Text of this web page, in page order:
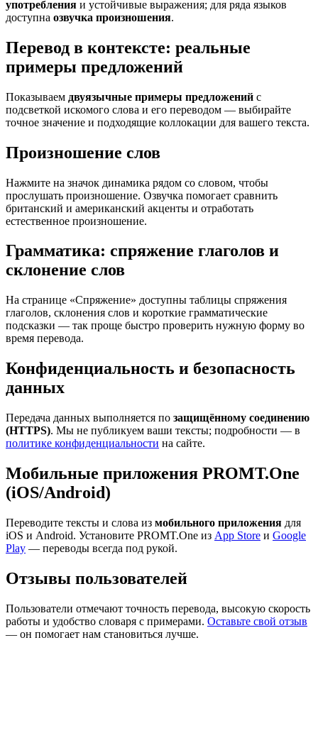
употребления и устойчивые выражения; для ряда языков
доступна озвучка произношения.
Перевод в контексте: реальные
примеры предложений
Показываем двуязычные примеры предложений с
подсветкой искомого слова и его переводом — выбирайте
точное значение и подходящие коллокации для вашего текста.
Произношение слов
Нажмите на значок динамика рядом со словом, чтобы
прослушать произношение. Озвучка помогает сравнить
британский и американский акценты и отработать
естественное произношение.
Грамматика: спряжение глаголов и
склонение слов
На странице «Спряжение» доступны таблицы спряжения
глаголов, склонения слов и короткие грамматические
подсказки — так проще быстро проверить нужную форму во
время перевода.
Конфиденциальность и безопасность
данных
Передача данных выполняется по защищённому соединению
(HTTPS). Мы не публикуем ваши тексты; подробности — в
политике конфиденциальности на сайте.
Мобильные приложения PROMT.One
(iOS/Android)
Переводите тексты и слова из мобильного приложения для
iOS и Android. Установите PROMT.One из App Store и Google
Play — переводы всегда под рукой.
Отзывы пользователей
Пользователи отмечают точность перевода, высокую скорость
работы и удобство словаря с примерами. Оставьте свой отзыв
— он помогает нам становиться лучше.